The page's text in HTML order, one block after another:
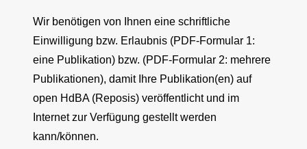
Wir benötigen von Ihnen eine schriftliche
Einwilligung bzw. Erlaubnis (PDF-Formular 1:
eine Publikation) bzw. (PDF-Formular 2: mehrere
Publikationen), damit Ihre Publikation(en) auf
open HdBA (Reposis) veröffentlicht und im
Internet zur Verfügung gestellt werden
kann/können.